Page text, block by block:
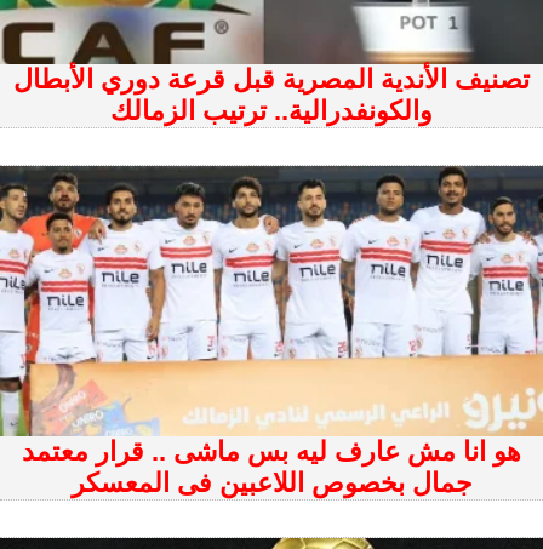
تصنيف الأندية المصرية قبل قرعة دوري الأبطال
والكونفدرالية.. ترتيب الزمالك
هو انا مش عارف ليه بس ماشى .. قرار معتمد
جمال بخصوص اللاعبين فى المعسكر